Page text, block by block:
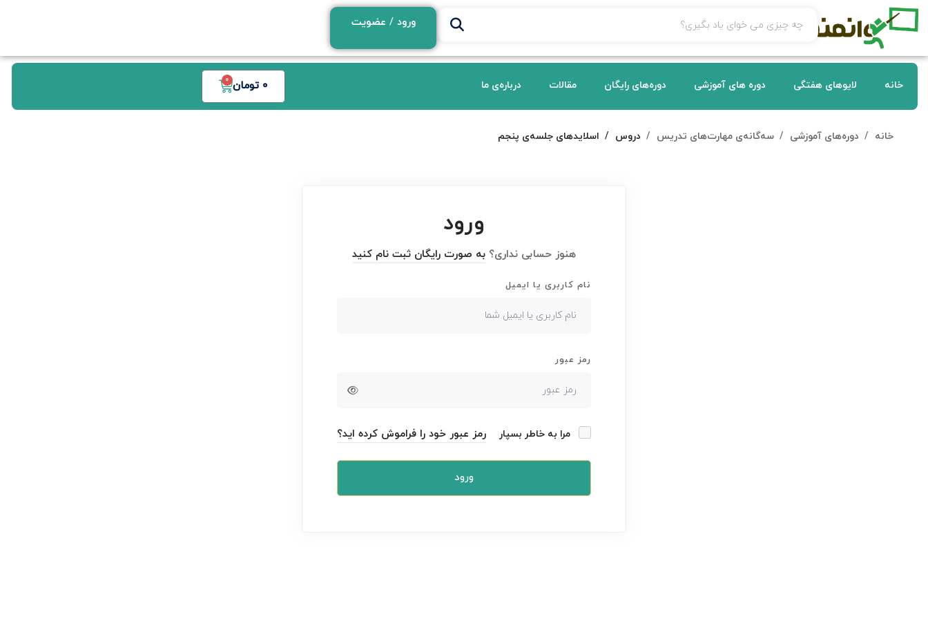
ورود / عضویت
خانه لایوهای هفتگی دوره های آموزشی دوره‌های رایگان مقالات درباره‌ی ما 0 تومان 0
خانه دوره‌های آموزشی سه‌گانه‌ی مهارت‌های تدریس دروس اسلایدهای جلسه‌ی پنجم
ورود
هنوز حسابی نداری؟ به صورت رایگان ثبت نام کنید
نام کاربری یا ایمیل
رمز عبور
مرا به خاطر بسپار رمز عبور خود را فراموش کرده اید؟
ورود